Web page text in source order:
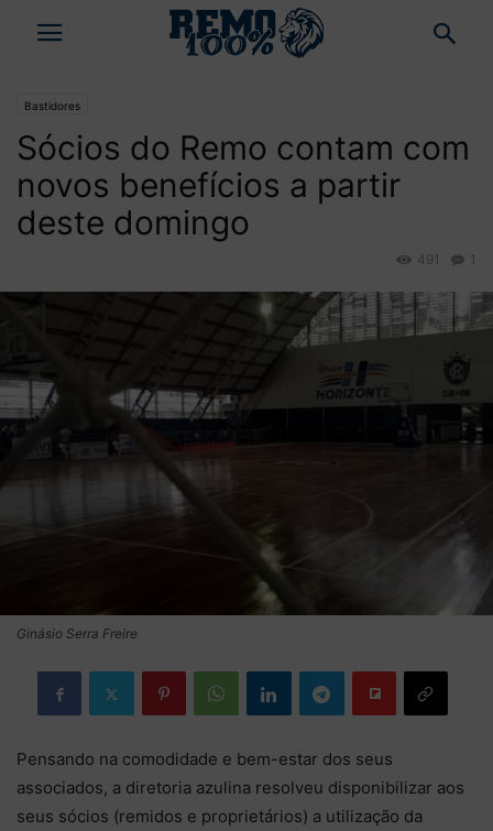
Bastidores
Sócios do Remo contam com
novos benefícios a partir
deste domingo
1
491
Ginásio Serra Freire
Pensando na comodidade e bem-estar dos seus
associados, a diretoria azulina resolveu disponibilizar aos
seus sócios (remidos e proprietários) a utilização da